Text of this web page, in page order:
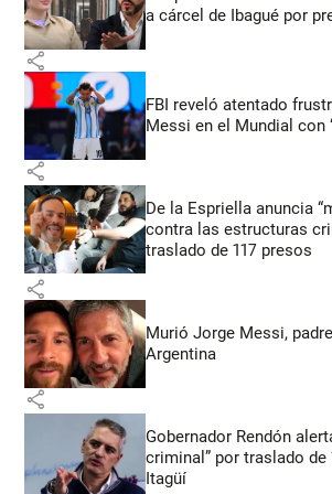
a cárcel de Ibagué por
share
FBI reveló atentado
Messi en el Mundial con
share
De la Espriella anuncia
contra las estructuras
traslado de 117 presos
share
Murió Jorge Messi,
Argentina
share
Gobernador Rendón
criminal” por traslado
Itagüí